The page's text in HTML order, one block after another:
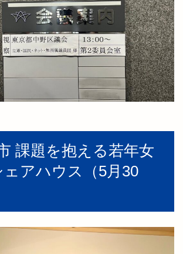
課題を抱える若年女
アハウス（5月30